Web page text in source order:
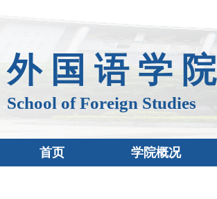
外 国 语 学 院
School of Foreign Studies
首页 学院概况